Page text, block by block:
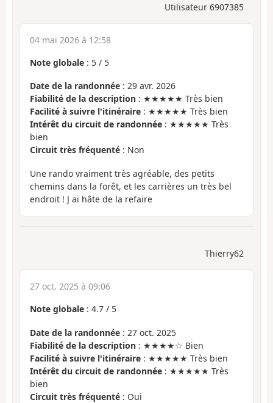
Utilisateur 6907385
04 mai 2026 à 12:58
Note globale : 5 / 5
Date de la randonnée : 29 avr. 2026
Fiabilité de la description : ★★★★★ Très bien
Facilité à suivre l'itinéraire : ★★★★★ Très bien
Intérêt du circuit de randonnée : ★★★★★ Très
bien
Circuit très fréquenté : Non
Une rando vraiment très agréable, des petits
chemins dans la forêt, et les carrières un très bel
endroit ! J ai hâte de la refaire
Thierry62
27 oct. 2025 à 09:06
Note globale : 4.7 / 5
Date de la randonnée : 27 oct. 2025
Fiabilité de la description : ★★★★☆ Bien
Facilité à suivre l'itinéraire : ★★★★★ Très bien
Intérêt du circuit de randonnée : ★★★★★ Très
bien
Circuit très fréquenté : Oui